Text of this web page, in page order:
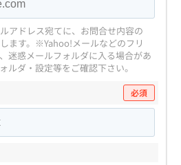
アドレス宛てに、お問合せ内容の
ます。 ※Yahoo!メールなどのフリ
迷惑メールフォルダに入る場合があ
ルダ・設定等をご確認下さい。
必須